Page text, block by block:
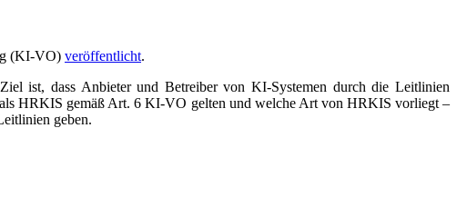
(KI-VO) veröffentlicht.
ist, dass Anbieter und Betreiber von KI-Systemen durch die Leitlinien
HRKIS gemäß Art. 6 KI-VO gelten und welche Art von HRKIS vorliegt –
geben.